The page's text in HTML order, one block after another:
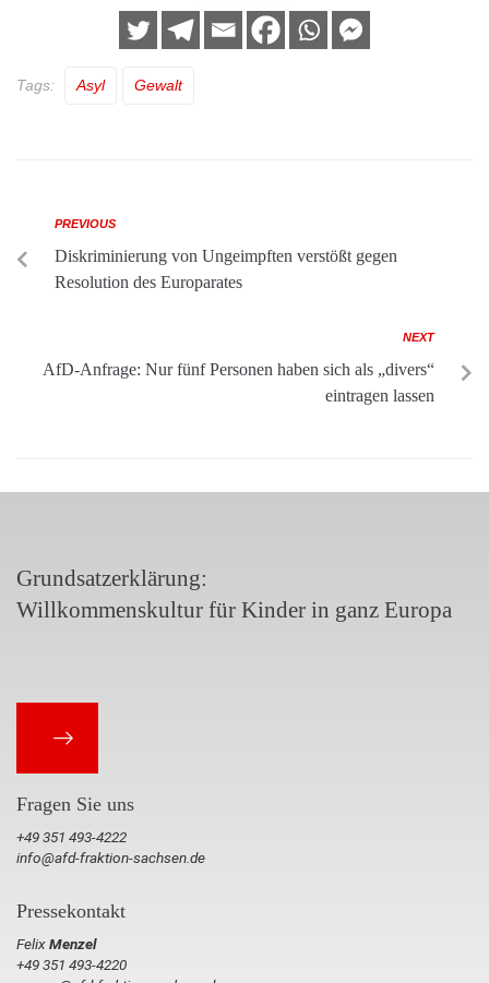
Tags: Asyl Gewalt
PREVIOUS
Diskriminierung von Ungeimpften verstößt gegen
Resolution des Europarates
NEXT
AfD-Anfrage: Nur fünf Personen haben sich als „divers“
eintragen lassen
Grundsatzerklärung:
Willkommenskultur für Kinder in ganz Europa
Fragen Sie uns
+49 351 493-4222
info@afd-fraktion-sachsen.de
Pressekontakt
FelixMenzel
+49 351 493-4220